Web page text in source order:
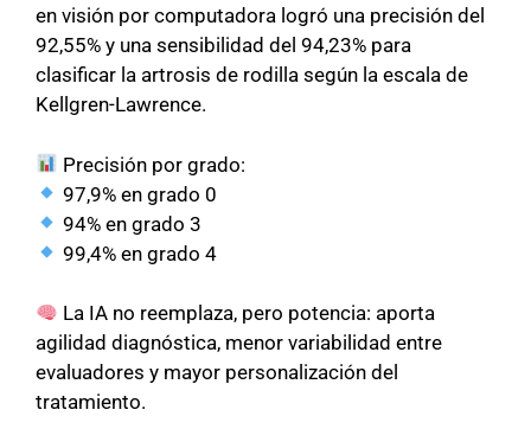
en visión por computadora logró una precisión del
92,55% y una sensibilidad del 94,23% para
clasificar la artrosis de rodilla según la escala de
Kellgren-Lawrence.
Precisión por grado:
97,9% en grado 0
94% en grado 3
99,4% en grado 4
La IA no reemplaza, pero potencia: aporta
agilidad diagnóstica, menor variabilidad entre
evaluadores y mayor personalización del
tratamiento.